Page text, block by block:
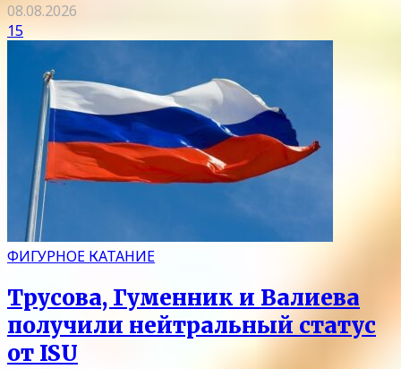
08.08.2026
15
ФИГУРНОЕ КАТАНИЕ
Трусова, Гуменник и Валиева
получили нейтральный статус
от ISU